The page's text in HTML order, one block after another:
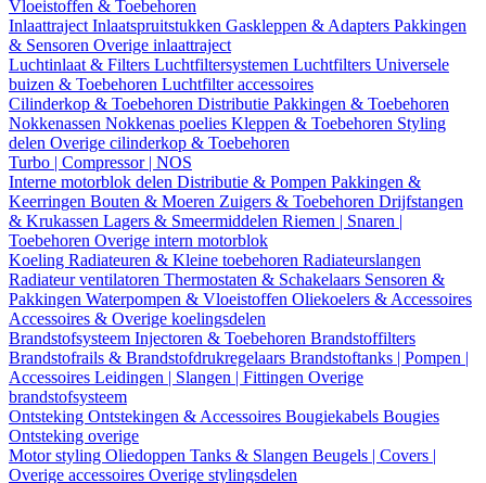
Vloeistoffen & Toebehoren
Inlaattraject Inlaatspruitstukken Gaskleppen & Adapters Pakkingen
& Sensoren Overige inlaattraject
Luchtinlaat & Filters Luchtfiltersystemen Luchtfilters Universele
buizen & Toebehoren Luchtfilter accessoires
Cilinderkop & Toebehoren Distributie Pakkingen & Toebehoren
Nokkenassen Nokkenas poelies Kleppen & Toebehoren Styling
delen Overige cilinderkop & Toebehoren
Turbo | Compressor | NOS
Interne motorblok delen Distributie & Pompen Pakkingen &
Keerringen Bouten & Moeren Zuigers & Toebehoren Drijfstangen
& Krukassen Lagers & Smeermiddelen Riemen | Snaren |
Toebehoren Overige intern motorblok
Koeling Radiateuren & Kleine toebehoren Radiateurslangen
Radiateur ventilatoren Thermostaten & Schakelaars Sensoren &
Pakkingen Waterpompen & Vloeistoffen Oliekoelers & Accessoires
Accessoires & Overige koelingsdelen
Brandstofsysteem Injectoren & Toebehoren Brandstoffilters
Brandstofrails & Brandstofdrukregelaars Brandstoftanks | Pompen |
Accessoires Leidingen | Slangen | Fittingen Overige
brandstofsysteem
Ontsteking Ontstekingen & Accessoires Bougiekabels Bougies
Ontsteking overige
Motor styling Oliedoppen Tanks & Slangen Beugels | Covers |
Overige accessoires Overige stylingsdelen